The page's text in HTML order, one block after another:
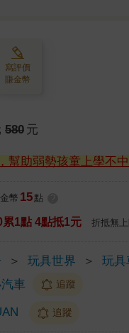
寫評價
賺金幣
580 元
幫助弱勢孩童上學不中
幣 15 點
累1點 4點抵1元 折抵無上
＞ 玩具世界 ＞
玩具
車 追蹤
追蹤